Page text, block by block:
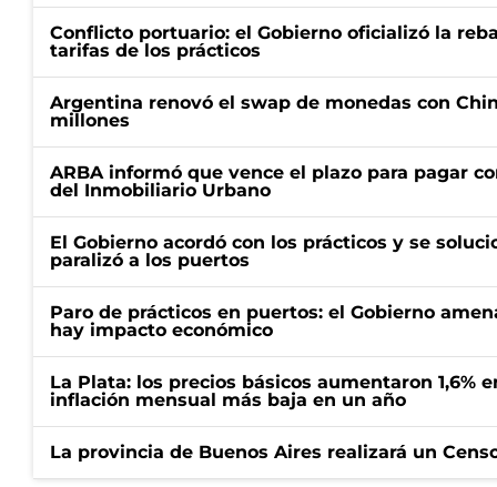
Conflicto portuario: el Gobierno oficializó la
tarifas de los prácticos
Argentina renovó el swap de monedas con
millones
ARBA informó que vence el plazo para pagar
del Inmobiliario Urbano
El Gobierno acordó con los prácticos y se
paralizó a los puertos
Paro de prácticos en puertos: el Gobierno
hay impacto económico
La Plata: los precios básicos aumentaron 1,6%
inflación mensual más baja en un año
La provincia de Buenos Aires realizará un